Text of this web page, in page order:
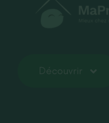
Découvrir